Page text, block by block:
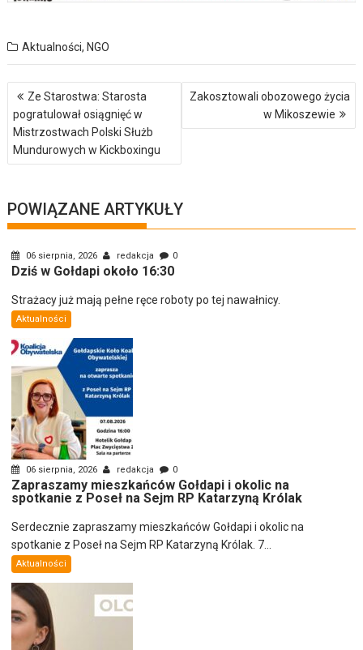
Aktualności, NGO
Nawigacja
wpisu
Ze Starostwa: Starosta
pogratulował osiągnięć w
Mistrzostwach Polski Służb
Mundurowych w Kickboxingu
Zakosztowali obozowego życia
w Mikoszewie
POWIĄZANE ARTYKUŁY
06 sierpnia, 2026 redakcja 0
Dziś w Gołdapi około 16:30
Strażacy już mają pełne ręce roboty po tej nawałnicy.
Aktualności
06 sierpnia, 2026 redakcja 0
Zapraszamy mieszkańców Gołdapi i okolic na
spotkanie z Poseł na Sejm RP Katarzyną Królak
Serdecznie zapraszamy mieszkańców Gołdapi i okolic na
spotkanie z Poseł na Sejm RP Katarzyną Królak. 7...
Aktualności